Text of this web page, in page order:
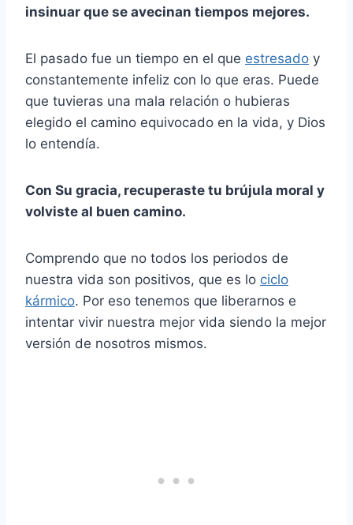
insinuar que se avecinan tiempos mejores.
El pasado fue un tiempo en el que estresado y
constantemente infeliz con lo que eras. Puede
que tuvieras una mala relación o hubieras
elegido el camino equivocado en la vida, y Dios
lo entendía.
Con Su gracia, recuperaste tu brújula moral y
volviste al buen camino.
Comprendo que no todos los periodos de
nuestra vida son positivos, que es lo ciclo
kármico. Por eso tenemos que liberarnos e
intentar vivir nuestra mejor vida siendo la mejor
versión de nosotros mismos.